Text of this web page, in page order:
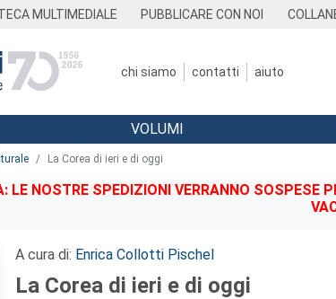
MULTIMEDIALE PUBBLICARE CON NOI
chi siamo contatti aiuto
VOLUMI
La Corea di ieri e di oggi
LE NOSTRE SPEDIZIONI VERRANNO
A cura di: Enrica Collotti Pischel
La Corea di ieri e di oggi